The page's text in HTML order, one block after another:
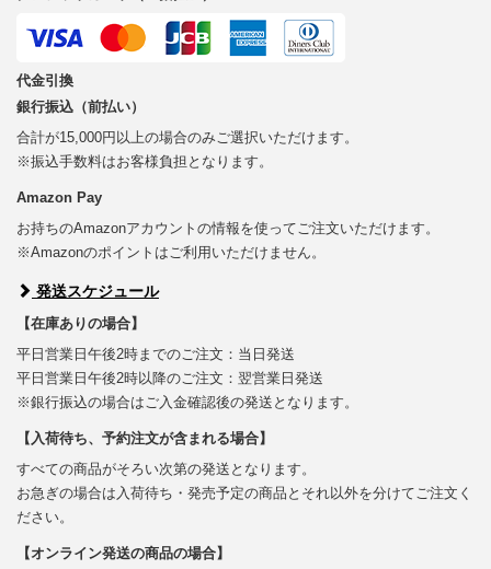
代金引換
銀行振込（前払い）
合計が15,000円以上の場合のみご選択いただけます。
※振込手数料はお客様負担となります。
Amazon Pay
お持ちのAmazonアカウントの情報を使ってご注文いただけます。
※Amazonのポイントはご利用いただけません。
発送スケジュール
【在庫ありの場合】
平日営業日午後2時までのご注文：当日発送
平日営業日午後2時以降のご注文：翌営業日発送
※銀行振込の場合はご入金確認後の発送となります。
【入荷待ち、予約注文が含まれる場合】
すべての商品がそろい次第の発送となります。
お急ぎの場合は入荷待ち・発売予定の商品とそれ以外を分けてご注文く
ださい。
【オンライン発送の商品の場合】